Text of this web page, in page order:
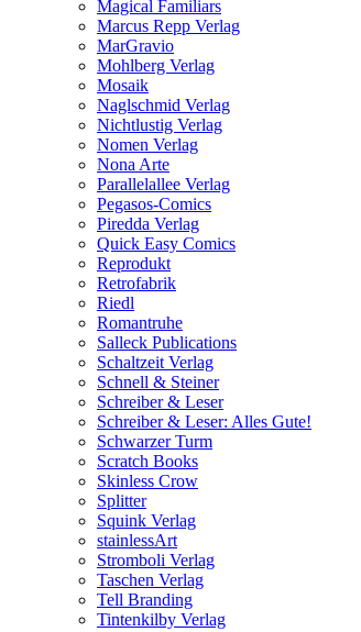
Magical Familiars
Marcus Repp Verlag
MarGravio
Mohlberg Verlag
Mosaik
Naglschmid Verlag
Nichtlustig Verlag
Nomen Verlag
Nona Arte
Parallelallee Verlag
Pegasos-Comics
Piredda Verlag
Quick Easy Comics
Reprodukt
Retrofabrik
Riedl
Romantruhe
Salleck Publications
Schaltzeit Verlag
Schnell & Steiner
Schreiber & Leser
Schreiber & Leser: Alles Gute!
Schwarzer Turm
Scratch Books
Skinless Crow
Splitter
Squink Verlag
stainlessArt
Stromboli Verlag
Taschen Verlag
Tell Branding
Tintenkilby Verlag